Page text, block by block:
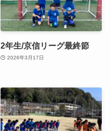
2年生/京信リーグ最終節
2026年3月17日